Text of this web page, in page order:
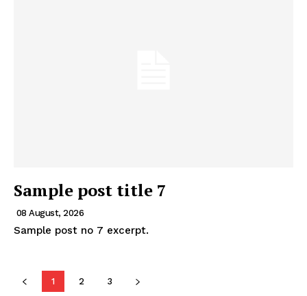
Sample post title 7
08 August, 2026
Sample post no 7 excerpt.
1 2 3